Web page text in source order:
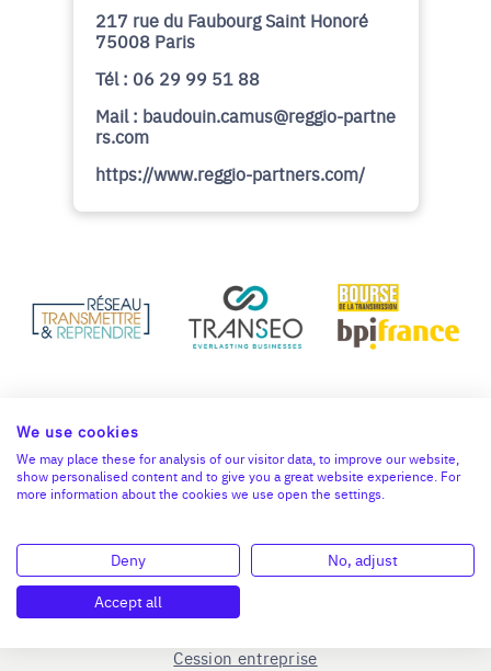
217 rue du Faubourg Saint Honoré
75008 Paris
Tél : 06 29 99 51 88
Mail : baudouin.camus@reggio-partne
rs.com
https://www.reggio-partners.com/
En savoir plus
Le C.R.A - qui sommes-nous ?
Reprise entreprise
Cession entreprise
We use cookies
We may place these for analysis of our visitor data, to improve our website,
show personalised content and to give you a great website experience. For
more information about the cookies we use open the settings.
Deny
No, adjust
Accept all